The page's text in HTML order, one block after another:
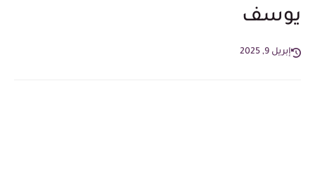
يوسف
إبريل 9, 2025